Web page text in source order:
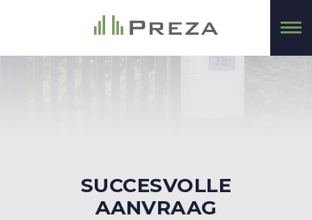
SUCCESVOLLE
AANVRAAG